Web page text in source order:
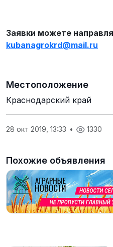
Заявки можете
kubanagrokrd@mail.ru
Местоположение
Краснодарский край
28 окт 2019, 13:33 • 1330
Похожие объявления